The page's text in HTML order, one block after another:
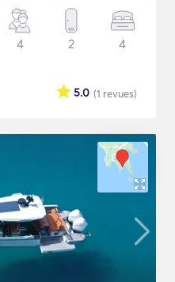
4 2 4
(1 revues)
5.0